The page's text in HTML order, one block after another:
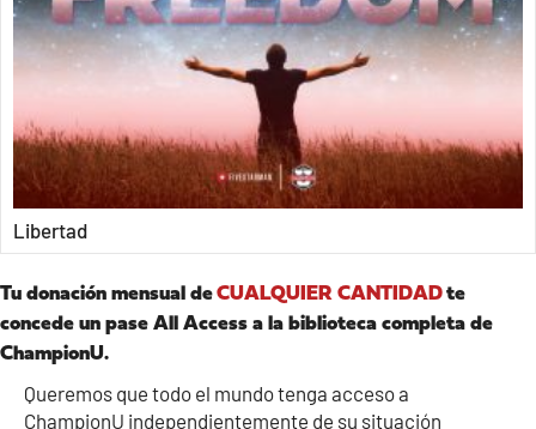
Libertad
Tu donación mensual deCUALQUIER CANTIDADte
concede un pase All Access a la biblioteca completa de
ChampionU.
Queremos que todo el mundo tenga acceso a
ChampionU independientemente de su situación